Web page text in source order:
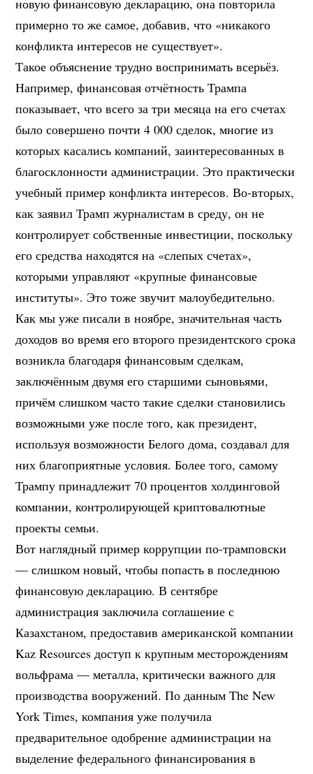
новую финансовую декларацию, она повторила
примерно то же самое, добавив, что «никакого
конфликта интересов не существует».
Такое объяснение трудно воспринимать всерьёз.
Например, финансовая отчётность Трампа
показывает, что всего за три месяца на его счетах
было совершено почти 4 000 сделок, многие из
которых касались компаний, заинтересованных в
благосклонности администрации. Это практически
учебный пример конфликта интересов. Во-вторых,
как заявил Трамп журналистам в среду, он не
контролирует собственные инвестиции, поскольку
его средства находятся на «слепых счетах»,
которыми управляют «крупные финансовые
институты». Это тоже звучит малоубедительно.
Как мы уже писали в ноябре, значительная часть
доходов во время его второго президентского срока
возникла благодаря финансовым сделкам,
заключённым двумя его старшими сыновьями,
причём слишком часто такие сделки становились
возможными уже после того, как президент,
используя возможности Белого дома, создавал для
них благоприятные условия. Более того, самому
Трампу принадлежит 70 процентов холдинговой
компании, контролирующей криптовалютные
проекты семьи.
Вот наглядный пример коррупции по-трамповски
— слишком новый, чтобы попасть в последнюю
финансовую декларацию. В сентябре
администрация заключила соглашение с
Казахстаном, предоставив американской компании
Kaz Resources доступ к крупным месторождениям
вольфрама — металла, критически важного для
производства вооружений. По данным The New
York Times, компания уже получила
предварительное одобрение администрации на
выделение федерального финансирования в